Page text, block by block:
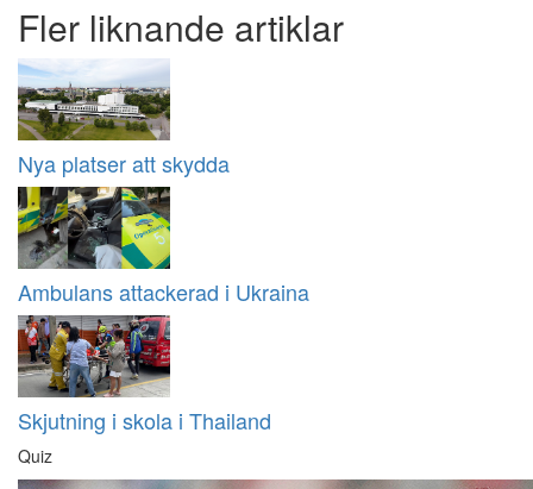
Fler liknande artiklar
Nya platser att skydda
Ambulans attackerad i Ukraina
Skjutning i skola i Thailand
Quiz